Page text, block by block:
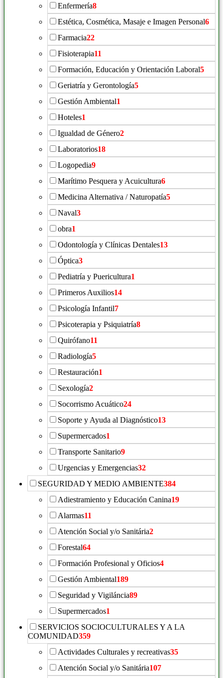
Enfermería8
Estética, Cosmética, Masaje e Imagen Personal6
Farmacia22
Fisioterapia11
Formación, Educación y Orientación Laboral5
Geriatría y Gerontología5
Gestión Ambiental1
Hoteles1
Igualdad de Género2
Laboratorios18
Logopedia9
Marítimo Pesquera y Acuicultura6
Medicina Alternativa / Naturopatía5
Naval3
obra1
Odontología y Clínicas Dentales13
Óptica3
Pediatría y Puericultura1
Primeros Auxilios14
Psicología Infantil7
Psicoterapia y Psiquiatría8
Quirófano11
Radiología5
Restauración1
Sexología2
Socorrismo Acuático24
Soporte y Ayuda al Diagnóstico13
Supermercados1
Transporte Sanitario9
Urgencias y Emergencias32
SEGURIDAD Y MEDIO AMBIENTE384
Adiestramiento y Educación Canina19
Alarmas11
Atención Social y/o Sanitária2
Forestal64
Formación Profesional y Oficios4
Gestión Ambiental189
Seguridad y Vigiláncia89
Supermercados1
SERVICIOS SOCIOCULTURALES Y A LA
COMUNIDAD359
Actividades Culturales y recreativas35
Atención Social y/o Sanitária107